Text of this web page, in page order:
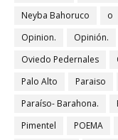
Neyba Bahoruco
o
Opinion.
Opinión.
Oviedo Pedernales
Palo Alto
Paraiso
Paraíso- Barahona.
Pimentel
POEMA